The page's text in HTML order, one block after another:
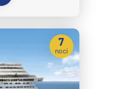
7
nocí